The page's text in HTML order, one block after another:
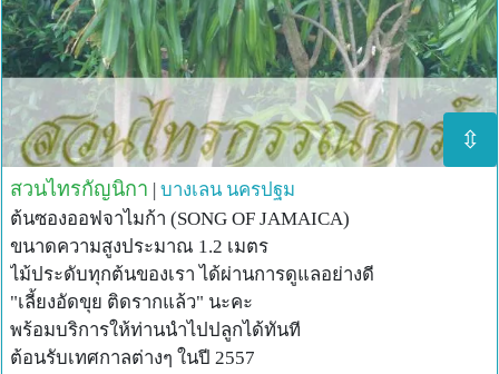
⇳
สวนไทรกัญนิกา บางเลน นครปฐม
ต้นซองออฟจาไมก้า (SONG OF JAMAICA)
ขนาดความสูงประมาณ 1.2 เมตร
ไม้ประดับทุกต้นของเรา ได้ผ่านการดูแลอย่างดี
"เลี้ยงอัดขุย ติดรากแล้ว" นะคะ
พร้อมบริการให้ท่านนำไปปลูกได้ทันที
ต้อนรับเทศกาลต่างๆ ในปี 2557